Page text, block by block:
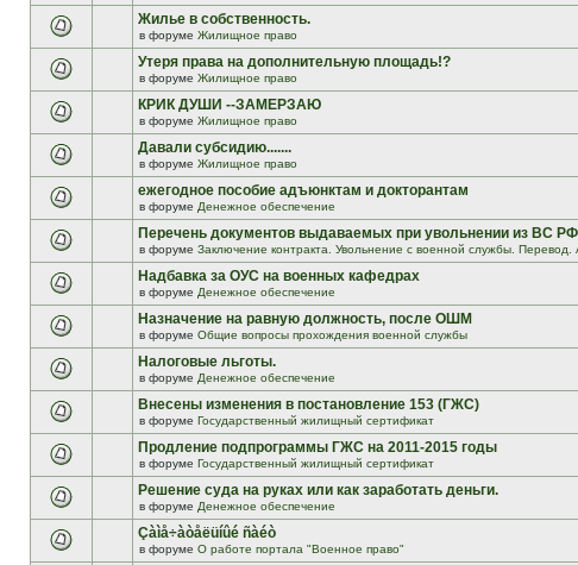
Жилье в собственность.
в форуме Жилищное право
Утеря права на дополнительную площадь!?
в форуме Жилищное право
КРИК ДУШИ --ЗАМЕРЗАЮ
в форуме Жилищное право
Давали субсидию.......
в форуме Жилищное право
ежегодное пособие адъюнктам и докторантам
в форуме Денежное обеспечение
Перечень документов выдаваемых при увольнении из ВС РФ
в форуме Заключение контракта. Увольнение с военной службы. Перевод.
Надбавка за ОУС на военных кафедрах
в форуме Денежное обеспечение
Назначение на равную должность, после ОШМ
в форуме Общие вопросы прохождения военной службы
Налоговые льготы.
в форуме Денежное обеспечение
Внесены изменения в постановление 153 (ГЖС)
в форуме Государственный жилищный сертификат
Продление подпрограммы ГЖС на 2011-2015 годы
в форуме Государственный жилищный сертификат
Решение суда на руках или как заработать деньги.
в форуме Денежное обеспечение
Çàìå÷àòåëüíûé ñàéò
в форуме О работе портала "Военное право"